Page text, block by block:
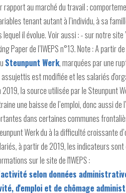
au marché du travail ;
tenant autant à l’individu, à sa
il évolue. Voir aussi : - sur notre
Paper de l’IWEPS n°13. Note : A
Steunpunt Werk, marquées par une
est modifiée et les salariés
2019, la source utilisée par le Steunpunt
une baisse de l’emploi, donc aussi
dans certaines communes
Werk du à la difficulté croissante
à partir de 2019, les indicateurs
sur le site de l'IWEPS :
selon données
d'emploi et de chômage